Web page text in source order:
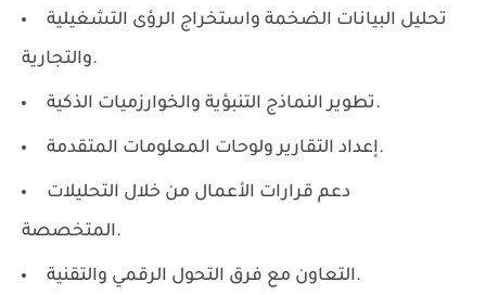
تحليل البيانات الضخمة واستخراج الرؤى التشغيلية
والتجارية.
تطوير النماذج التنبؤية والخوارزميات الذكية.
إعداد التقارير ولوحات المعلومات المتقدمة.
دعم قرارات الأعمال من خلال التحليلات
المتخصصة.
التعاون مع فرق التحول الرقمي والتقنية.